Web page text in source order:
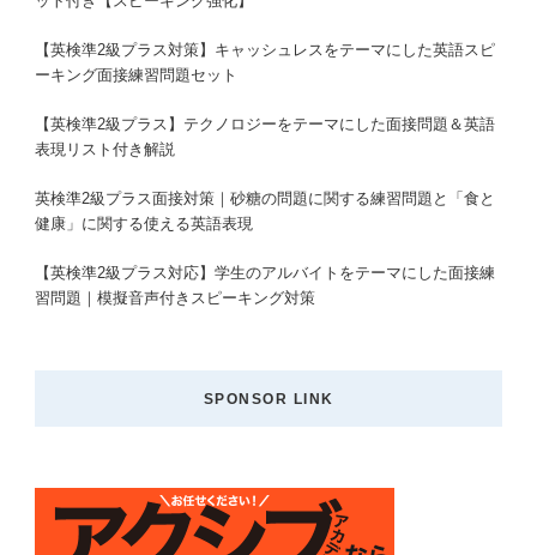
【英検準2級プラス対策】キャッシュレスをテーマにした英語スピ
ーキング面接練習問題セット
【英検準2級プラス】テクノロジーをテーマにした面接問題＆英語
表現リスト付き解説
英検準2級プラス面接対策｜砂糖の問題に関する練習問題と「食と
健康」に関する使える英語表現
【英検準2級プラス対応】学生のアルバイトをテーマにした面接練
習問題｜模擬音声付きスピーキング対策
SPONSOR LINK